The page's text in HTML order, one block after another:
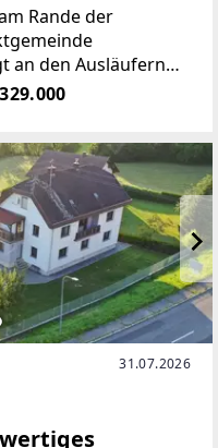
Rande der
an den Ausläufern
von Wiesen- und
31.07.2026